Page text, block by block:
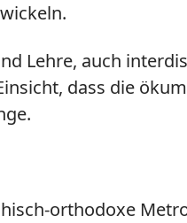
Lehre, auch
dass die
orthodoxe